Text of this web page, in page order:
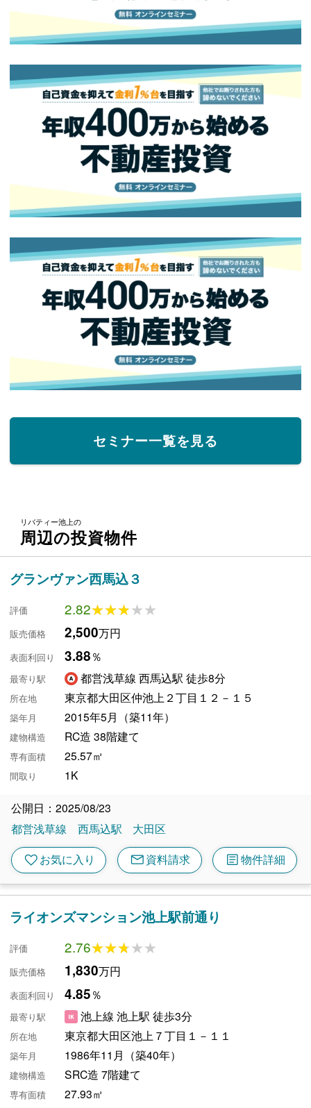
セミナー一覧を見る
リバティー池上の
周辺の投資物件
グランヴァン西馬込３
評価 2.82★★★★★
★★★★★
販売価格 2,500万円
表面利回り 3.88％
最寄り駅 都営浅草線 西馬込駅 徒歩8分
所在地 東京都大田区仲池上２丁目１２－１５
築年月 2015年5月（築11年）
建物構造 RC造 38階建て
専有面積 25.57㎡
間取り 1K
公開日：2025/08/23
都営浅草線
西馬込駅 大田区
favoriteお気に入り mail資料請求 article物件詳細
ライオンズマンション池上駅前通り
評価 2.76★★★★★
★★★★★
販売価格 1,830万円
表面利回り 4.85％
最寄り駅 池上線 池上駅 徒歩3分
所在地 東京都大田区池上７丁目１－１１
築年月 1986年11月（築40年）
建物構造 SRC造 7階建て
専有面積 27.93㎡